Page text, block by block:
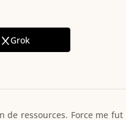
Grok
de ressources. Force me